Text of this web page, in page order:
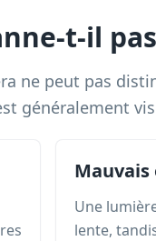
t-il
ne peut pas
généralement
Une
lente,